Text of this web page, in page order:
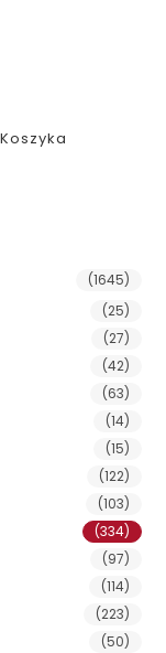
(1645)
(25)
(27)
(42)
(63)
(14)
(15)
(122)
(103)
(334)
(97)
(114)
(223)
(50)